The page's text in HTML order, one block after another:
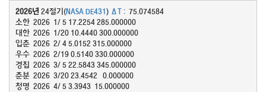
2026년 24절기(NASA DE431 ) ΔT :  75.074584
소한  2026  1/ 5 17.2254 285.000000
대한  2026  1/20 10.4440 300.000000
입춘  2026  2/ 4 5.0152 315.000000
우수  2026  2/19 0.5140 330.000000
경칩  2026  3/ 5 22.5843 345.000000
춘분  2026  3/20 23.4542   0.000000
청명  2026  4/ 5 3.3943  15.000000